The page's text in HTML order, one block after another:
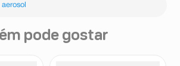
aerosol
pode gostar